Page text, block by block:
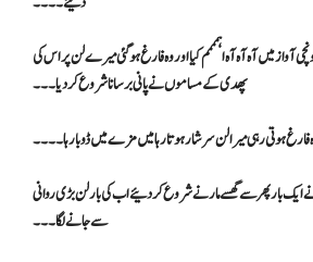
آواز میں آہ آہ آہ اہمممم کیا اور وہ فارغ ہو گئی میرے لن پر اس کی
پھدی کے مساموں نے پانی برسانا شروع کر دیا۔۔۔
فارغ ہوتی رہی میرا لن سرشار ہوتا رہا میں مزے میں ڈوبا رہا ۔۔۔۔
ایک بار پھر سے گھسے مارنے شروع کر دئیے اب کی بار لن بڑی روانی
سے جانے لگا۔۔۔